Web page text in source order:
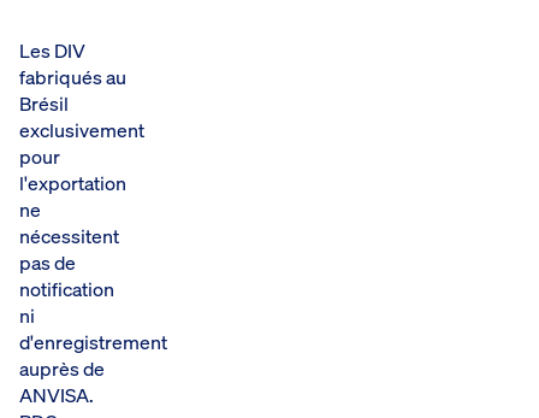
Les DIV
fabriqués au
Brésil
exclusivement
pour
l'exportation
ne
nécessitent
pas de
notification
ni
d'enregistrement
auprès de
ANVISA.